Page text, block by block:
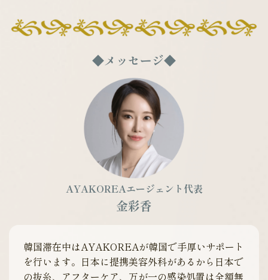
◆メッセージ◆
AYAKOREAエージェント代表
金彩香
韓国滞在中はAYAKOREAが韓国で手厚いサポート
を行います。日本に提携美容外科があるから日本で
の抜糸、アフターケア、万が一の感染処置は全額無